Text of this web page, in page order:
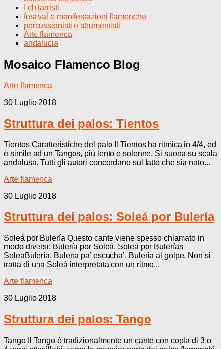
I chitarristi
festival e manifestazioni flamenche
percussionisti e strumentisti
Arte flamenca
andalucia
Mosaico Flamenco Blog
Arte flamenca
30 Luglio 2018
Struttura dei palos: Tientos
Tientos Caratteristiche del palo Il Tientos ha ritmica in 4/4, ed
è simile ad un Tangos, più lento e solenne. Si suona su scala
andalusa. Tutti gli autori concordano sul fatto che sia nato...
Arte flamenca
30 Luglio 2018
Struttura dei palos: Soleá por Bulería
Soleá por Bulería Questo cante viene spesso chiamato in
modo diversi: Bulería por Soleá, Soleá por Bulerías,
SoleaBulería, Bulería pa’ escucha’, Bulería al golpe. Non si
tratta di una Soleá interpretata con un ritmo...
Arte flamenca
30 Luglio 2018
Struttura dei palos: Tango
Tango Il Tango è tradizionalmente un cante con copla di 3 o